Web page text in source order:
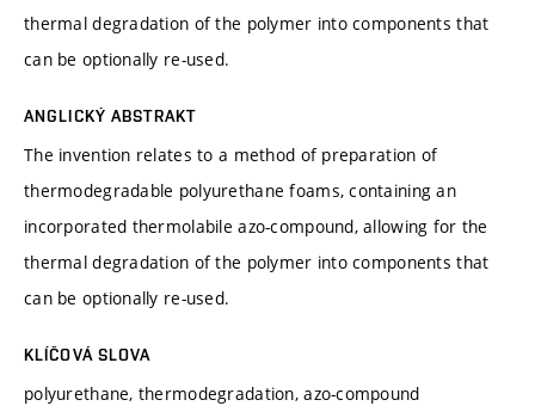
thermal degradation of the polymer into components that
can be optionally re-used.
ANGLICKÝ ABSTRAKT
The invention relates to a method of preparation of
thermodegradable polyurethane foams, containing an
incorporated thermolabile azo-compound, allowing for the
thermal degradation of the polymer into components that
can be optionally re-used.
KLÍČOVÁ SLOVA
polyurethane, thermodegradation, azo-compound